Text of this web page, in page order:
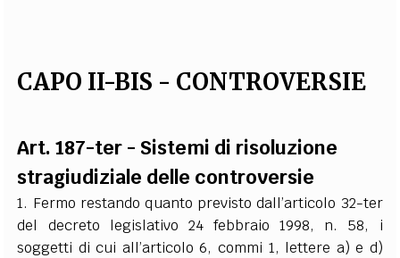
FILODIRITTO REDAZIONE COMITATO SCIENTIFICO AUTORI
CURATORI
FOTOGRAFI
PARTNER COLLABORA CON NOI
EXTRA
CODICI RUBRICHE LIBRI PROCEEDINGS PUBBLICITÀ
SOCIAL MEDIA
CAPO II-BIS - CONTROVERSIE
Art. 187-ter - Sistemi di risoluzione
stragiudiziale delle controversie
1. Fermo restando quanto previsto dall’articolo 32-ter
del decreto legislativo 24 febbraio 1998, n. 58, i
soggetti di cui all’articolo 6, commi 1, lettere a) e d)